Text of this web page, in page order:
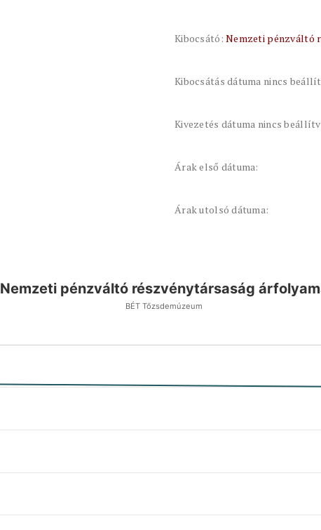
Kibocsátó:Nemzeti pénzváltó
Kibocsátás dátuma nincs
Kivezetés dátuma nincs
Árak első dátuma:
Árak utolsó dátuma:
Nemzeti pénzváltó részvénytársaság
BÉT Tőzsdemúzeum